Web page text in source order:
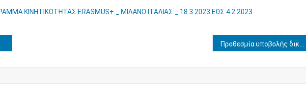
ΚΙΝΗΤΙΚΟΤΗΤΑΣ ERASMUS+ _ ΜΙΛΑΝΟ ΙΤΑΛΙΑΣ _ 18.3.2023 ΕΩΣ 4.2.2023